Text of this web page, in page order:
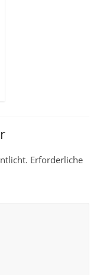
Erforderliche